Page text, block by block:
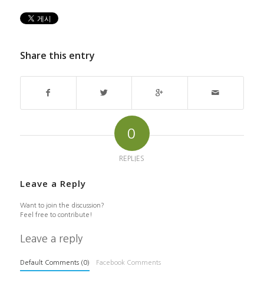
Share this entry
0
REPLIES
Leave a Reply
Want to join the discussion?
Feel free to contribute!
Leave a reply
Default Comments (0) Facebook Comments